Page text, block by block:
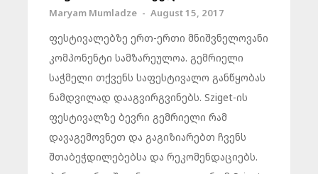
Maryam Mumladze - August 15, 2017
ფესტივალებზე ერთ-ერთი მნიშვნელოვანი
კომპონენტი სამზარეულოა. გემრიელი
საჭმელი თქვენს საფესტივალო განწყობას
ნამდვილად დააგვირგვინებს. Sziget-ის
ფესტივალზე ბევრი გემრიელი რამ
დავაგემოვნეთ და გაგიზიარებთ ჩვენს
შთაბეჭდილებებსა და რეკომენდაციებს.